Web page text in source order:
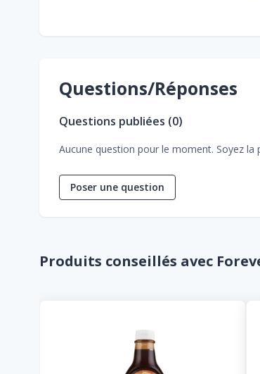
Questions/Réponses
Questions publiées (0)
Aucune question pour le moment. Soyez
Poser une question
Produits conseillés avec